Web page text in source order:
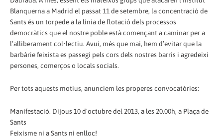
Blanquerna a Madrid el passat 11 de setembre, la concentració de
Sants és un torpede a la línia de flotació dels processos
democràtics que el nostre poble està començant a caminar per a
l’alliberament col•lectiu. Avui, més que mai, hem d’evitar que la
barbàrie feixista es passegi pels cors dels nostres barris i agredeixi
persones, comerços o locals socials.
Per tots aquests motius, anunciem les properes convocatòries:
Manifestació. Dijous 10 d’octubre del 2013, a les 20.00h, a Plaça de
Sants
Feixisme ni a Sants ni enlloc!